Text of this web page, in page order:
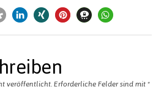
veröffentlicht. Erforderliche Felder sind mit *